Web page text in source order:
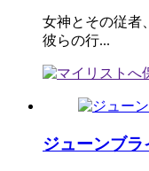
女神とその従者
彼らの行...
ジューンブ